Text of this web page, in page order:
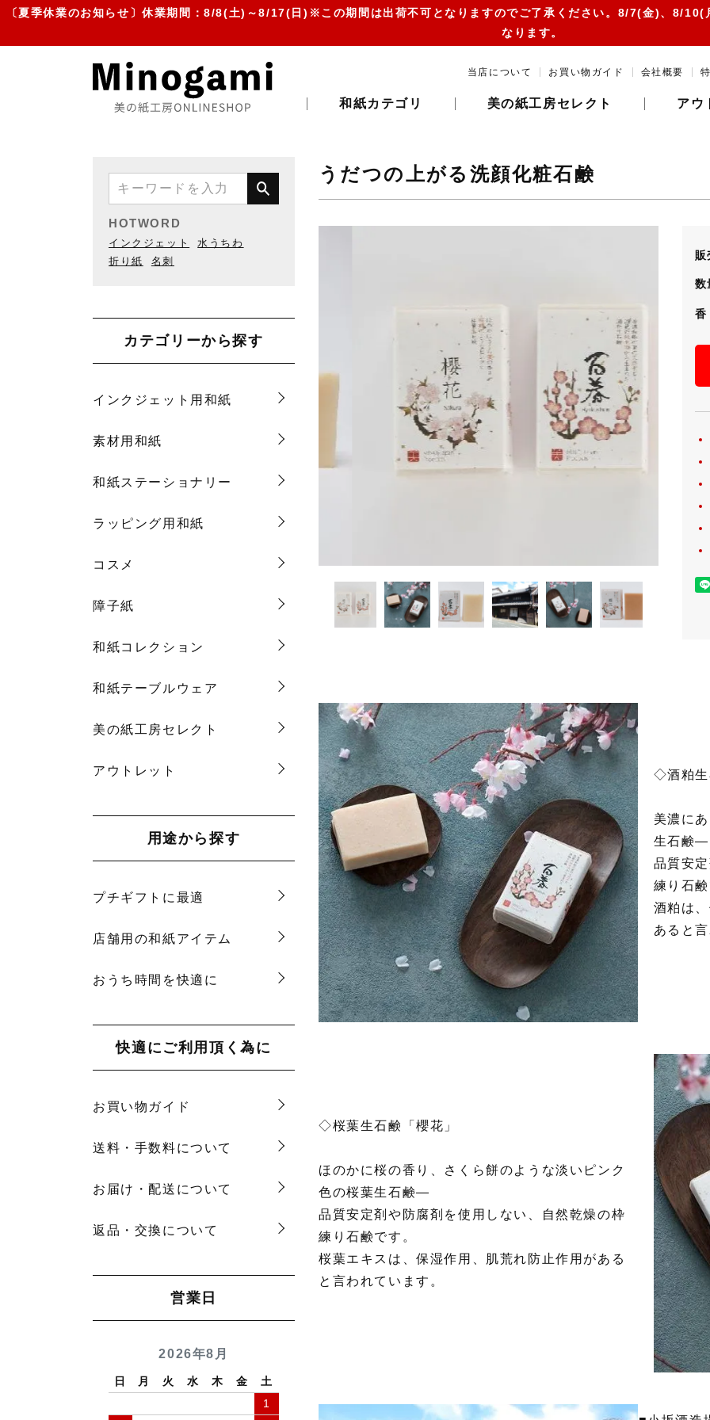
〔夏季休業のお知らせ〕休業期間：8/8(土)～8/17(日)※この期間は出荷不可となりますのでご了承ください。8/7(金)、8/
なります。
当店について お買い物ガイド 会社概要
和紙カテゴリ 美の紙工房セレクト アウ
HOTWORD
インクジェット
水うちわ
折り紙
名刺
カテゴリーから探す
インクジェット用和紙
素材用和紙
和紙ステーショナリー
ラッピング用和紙
コスメ
障子紙
和紙コレクション
和紙テーブルウェア
美の紙工房セレクト
アウトレット
用途から探す
プチギフトに最適
店舗用の和紙アイテム
おうち時間を快適に
快適にご利用頂く為に
お買い物ガイド
送料・手数料について
お届け・配送について
返品・交換について
営業日
2026年8月
日 月 火 水 木 金
土
1
うだつの上がる洗顔化粧石鹸
数
香
◇酒粕生
美濃に
生石鹸—
品質安
練り石
酒粕は
あると
◇桜葉生石鹸「櫻花」
ほのかに桜の香り、さくら餅のような淡いピンク
色の桜葉生石鹸—
品質安定剤や防腐剤を使用しない、自然乾燥の枠
練り石鹸です。
桜葉エキスは、保湿作用、肌荒れ防止作用がある
と言われています。